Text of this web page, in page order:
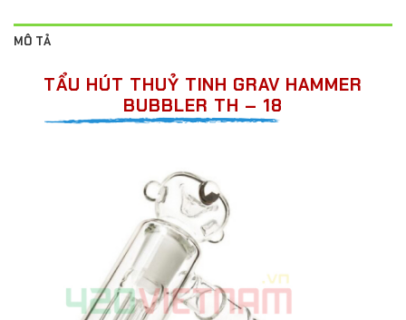
MÔ TẢ
TẨU HÚT THUỶ TINH GRAV HAMMER
BUBBLER TH – 18